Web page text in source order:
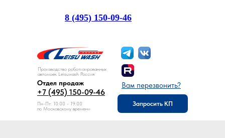
Производство роботизированных
автомоек Leisuwash Россия
+7 (495) 150-09-46
Отдел продаж
Пн-Пт: 10:00 - 19:00
по Московскому времени
Вам перезвонить?
Запросить КП
8 (495) 150-09-46